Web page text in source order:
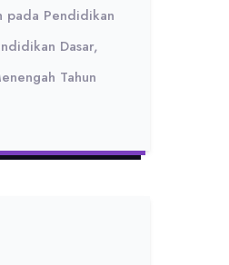
pada Pendidikan
Dasar,
Tahun